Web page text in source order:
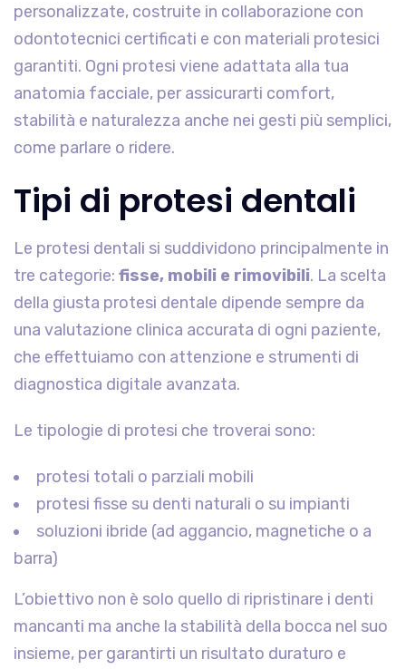
personalizzate, costruite in collaborazione con
odontotecnici certificati e con materiali protesici
garantiti. Ogni protesi viene adattata alla tua
anatomia facciale, per assicurarti comfort,
stabilità e naturalezza anche nei gesti più semplici,
come parlare o ridere.
Tipi di protesi dentali
Le protesi dentali si suddividono principalmente in
tre categorie: fisse, mobili e rimovibili. La scelta
della giusta protesi dentale dipende sempre da
una valutazione clinica accurata di ogni paziente,
che effettuiamo con attenzione e strumenti di
diagnostica digitale avanzata.
Le tipologie di protesi che troverai sono:
protesi totali o parziali mobili
protesi fisse su denti naturali o su impianti
soluzioni ibride (ad aggancio, magnetiche o a
barra)
L’obiettivo non è solo quello di ripristinare i denti
mancanti ma anche la stabilità della bocca nel suo
insieme, per garantirti un risultato duraturo e